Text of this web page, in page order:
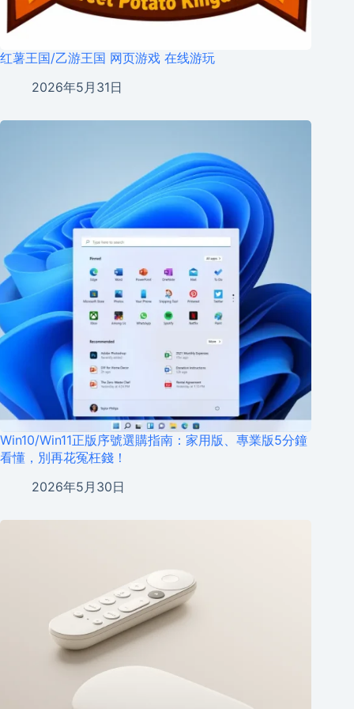
红薯王国/乙游王国 网页游戏 在线游玩
2026年5月31日
Win10/Win11正版序號選購指南：家用版、專業版5分鐘
看懂，別再花冤枉錢！
2026年5月30日